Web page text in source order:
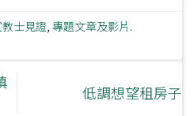
教士見證,專題文章及影片 .
低調想望租房子